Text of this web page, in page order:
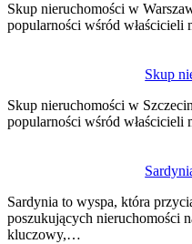
Skup nieruchomości w
popularności wśród
Skup
Skup nieruchomości w
popularności wśród
Sardynia to wyspa, która
poszukujących nieruchomości
kluczowy,…